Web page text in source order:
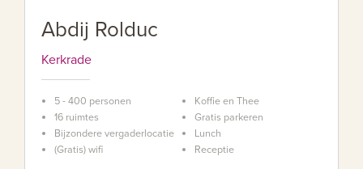
Abdij Rolduc
Kerkrade
5 - 400 personen
16 ruimtes
Bijzondere vergaderlocatie
(Gratis) wifi
Koffie en Thee
Gratis parkeren
Lunch
Receptie